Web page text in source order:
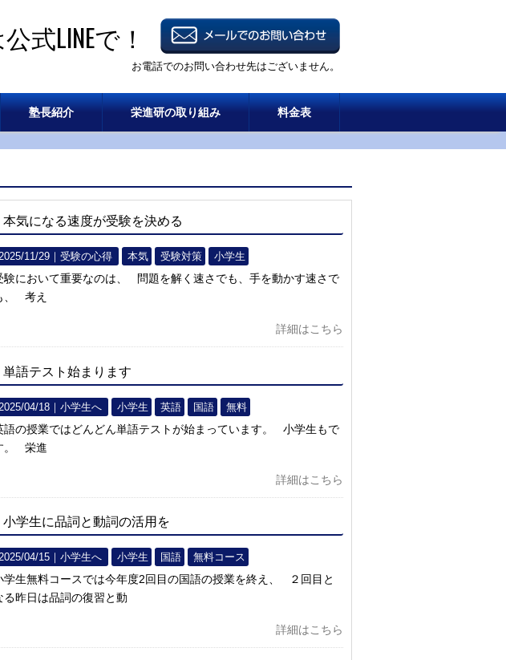
式LINEで！
お電話でのお問い合わせ先はございません。
塾長紹介 栄進研の取り組み 料金表
本気になる速度が受験を決める
11/29｜受験の心得 本気 受験対策 小学生
験において重要なのは、 問題を解く速さでも、手を動かす速さで
、 考え
詳細はこちら
単語テスト始まります
2025/04/18｜小学生へ 小学生 英語 国語 無料
語の授業ではどんどん単語テストが始まっています。 小学生もで
。 栄進
詳細はこちら
小学生に品詞と動詞の活用を
04/15｜小学生へ 小学生 国語 無料コース
学生無料コースでは今年度2回目の国語の授業を終え、 ２回目と
る昨日は品詞の復習と動
詳細はこちら